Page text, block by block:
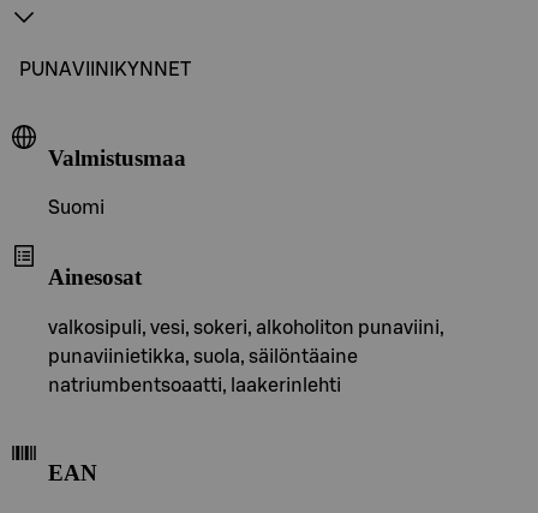
PUNAVIINIKYNNET
Valmistusmaa
Suomi
Ainesosat
valkosipuli, vesi, sokeri, alkoholiton punaviini,
punaviinietikka, suola, säilöntäaine
natriumbentsoaatti, laakerinlehti
EAN